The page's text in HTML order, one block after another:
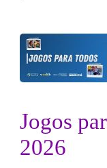
Jogos
2026